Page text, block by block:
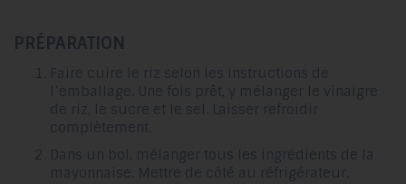
PRÉPARATION
Faire cuire le riz selon les instructions de
l’emballage. Une fois prêt, y mélanger le vinaigre
de riz, le sucre et le sel. Laisser refroidir
complètement.
Dans un bol, mélanger tous les ingrédients de la
mayonnaise. Mettre de côté au réfrigérateur.